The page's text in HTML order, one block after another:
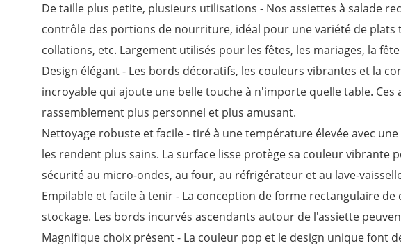
De taille plus petite, plusieurs utilisations - Nos assiettes à salade
contrôle des portions de nourriture, idéal pour une variété de plats
collations, etc. Largement utilisés pour les fêtes, les mariages, la
Design élégant - Les bords décoratifs, les couleurs vibrantes et la
incroyable qui ajoute une belle touche à n'importe quelle table.
rassemblement plus personnel et plus amusant.
Nettoyage robuste et facile - tiré à une température élevée avec
les rendent plus sains. La surface lisse protège sa couleur
sécurité au micro-ondes, au four, au réfrigérateur et au lave-
Empilable et facile à tenir - La conception de forme rectangulaire
stockage. Les bords incurvés ascendants autour de l'assiette
Magnifique choix présent - La couleur pop et le design unique font